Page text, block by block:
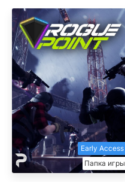
Папка игры
Early Access